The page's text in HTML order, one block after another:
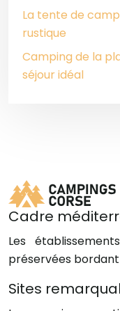
La tente de
rustique
Camping de la
séjour idéal
Cadre
Les
préservées
Sites